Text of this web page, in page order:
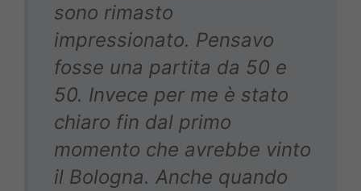
sono rimasto
impressionato. Pensavo
fosse una partita da 50 e
50. Invece per me è stato
chiaro fin dal primo
momento che avrebbe vinto
il Bologna. Anche quando